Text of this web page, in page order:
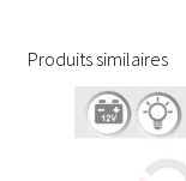
Produits similaires